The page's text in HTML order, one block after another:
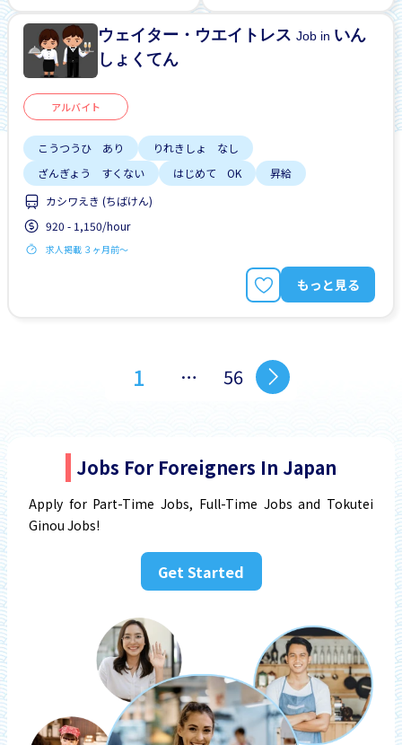
ウェイター・ウエイトレスJob in いん
しょくてん
アルバイト
こうつうひ あり
りれきしょ なし
ざんぎょう すくない
はじめて OK
昇給
カシワえき (ちばけん)
920 - 1,150/hour
求人掲載 ３ヶ月前〜
もっと見る
1 … 56
Jobs For Foreigners In Japan
Apply for Part-Time Jobs, Full-Time Jobs and Tokutei
Ginou Jobs!
Get Started